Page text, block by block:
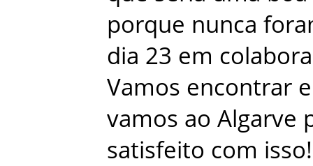
porque nunca
dia 23 em
Vamos encontrar
vamos ao Algarve
satisfeito com isso!